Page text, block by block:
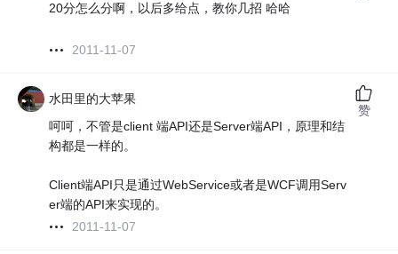
20分怎么分啊，以后多给点，教你几招 哈哈
2011-11-07
水田里的大苹果
呵呵，不管是client 端API还是Server端API，原理和结
构都是一样的。
Client端API只是通过WebService或者是WCF调用Serv
er端的API来实现的。
2011-11-07
赞